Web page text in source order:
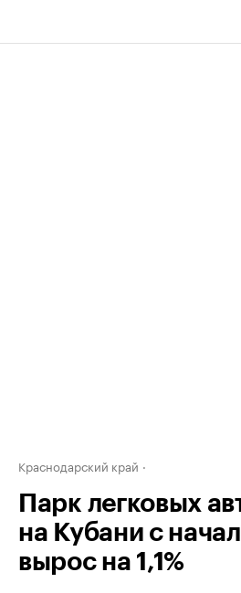
Краснодарский край
Парк легковых
на Кубани с
вырос на 1,1%